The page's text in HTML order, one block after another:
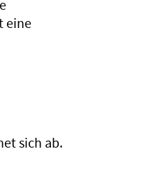
eine
sich ab.